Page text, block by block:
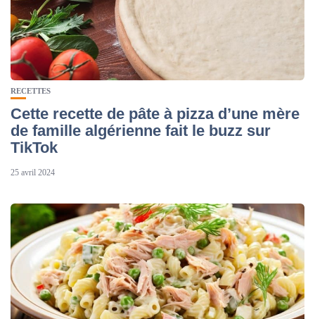
RECETTES
Cette recette de pâte à pizza d’une mère
de famille algérienne fait le buzz sur
TikTok
25 avril 2024